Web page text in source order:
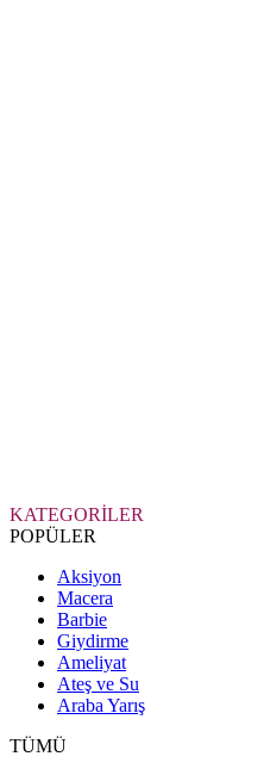
KATEGORİLER
POPÜLER
Aksiyon
Macera
Barbie
Giydirme
Ameliyat
Ateş ve Su
Araba Yarış
TÜMÜ